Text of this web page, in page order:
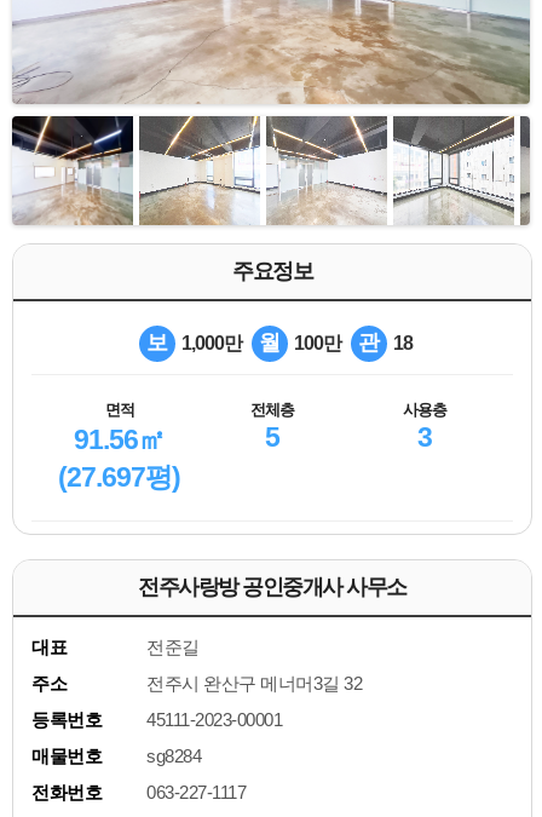
주요정보
보 1,000만 월 100만 관 18
면적
91.56㎡
(27.697평)
전체층
5
사용층
3
전주사랑방 공인중개사 사무소
대표
전준길
주소
전주시 완산구 메너머3길 32
등록번호
45111-2023-00001
매물번호
sg8284
전화번호
063-227-1117